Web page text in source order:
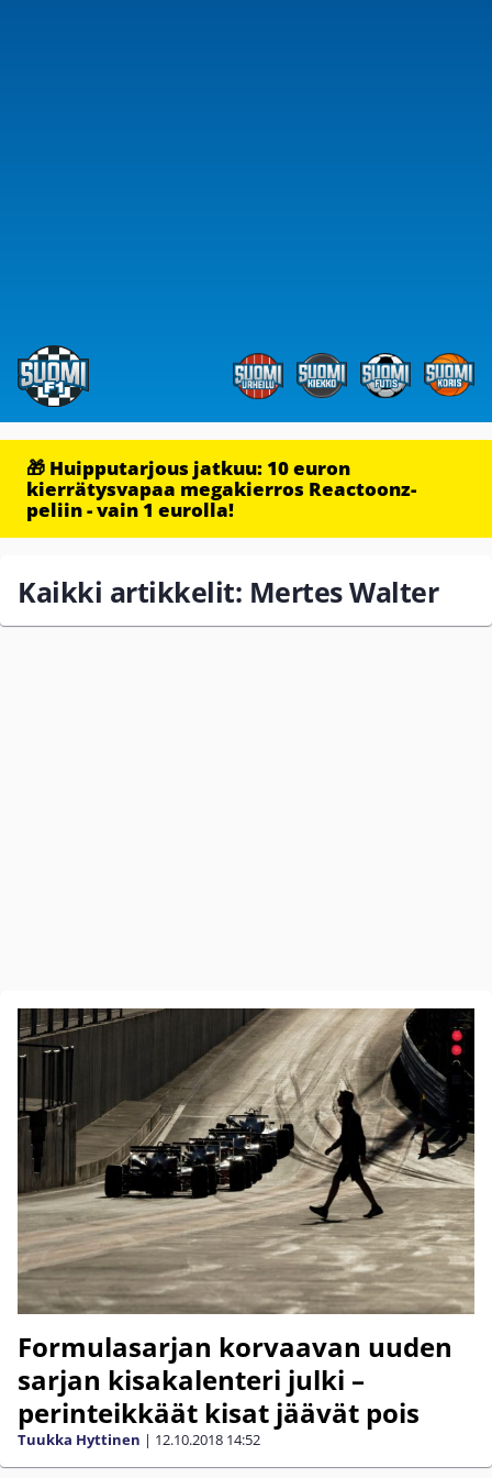
🎁 Huipputarjous jatkuu: 10 euron
kierrätysvapaa megakierros Reactoonz-
peliin - vain 1 eurolla!
Kaikki artikkelit: Mertes Walter
Formulasarjan korvaavan uuden
sarjan kisakalenteri julki –
perinteikkäät kisat jäävät pois
Tuukka Hyttinen | 12.10.2018 14:52